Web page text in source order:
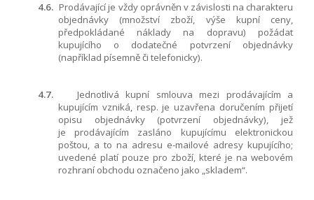
4.6. Prodávající je vždy oprávněn v závislosti na charakteru
objednávky (množství zboží, výše kupní ceny,
předpokládané náklady na dopravu) požádat
kupujícího o dodatečné potvrzení objednávky
(například písemně či telefonicky).
4.7.
Jednotlivá kupní smlouva mezi prodávajícím a
kupujícím vzniká, resp. je uzavřena doručením přijetí
opisu objednávky (potvrzení objednávky), jež
je prodávajícím zasláno kupujícímu elektronickou
poštou, a to na adresu e-mailové adresy kupujícího;
uvedené platí pouze pro zboží, které je na webovém
rozhraní obchodu označeno jako „skladem“.